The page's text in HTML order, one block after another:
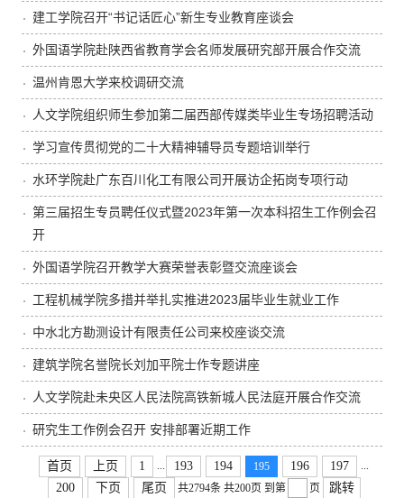
建工学院召开“书记话匠心”新生专业教育座谈会
外国语学院赴陕西省教育学会名师发展研究部开展合作交流
温州肯恩大学来校调研交流
人文学院组织师生参加第二届西部传媒类毕业生专场招聘活动
学习宣传贯彻党的二十大精神辅导员专题培训举行
水环学院赴广东百川化工有限公司开展访企拓岗专项行动
第三届招生专员聘任仪式暨2023年第一次本科招生工作例会召
开
外国语学院召开教学大赛荣誉表彰暨交流座谈会
工程机械学院多措并举扎实推进2023届毕业生就业工作
中水北方勘测设计有限责任公司来校座谈交流
建筑学院名誉院长刘加平院士作专题讲座
人文学院赴未央区人民法院高铁新城人民法庭开展合作交流
研究生工作例会召开 安排部署近期工作
首页 上页 1 ... 193 194 195 196 197 ...
200 下页 尾页 共2794条 共200页 到第 页 跳转